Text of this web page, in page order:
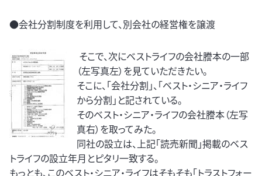
●会社分割制度を利用して、別会社の経営権を譲渡
そこで、次にベストライフの会社謄本の一部
（左写真左）を見ていただきたい。
そこに、「会社分割」、「ベスト・シニア・ライフ
から分割」と記されている。
そのベスト・シニア・ライフの会社謄本（左写
真右）を取ってみた。
同社の設立は、上記「読売新聞」掲載のベス
トライフの設立年月とピタリ一致する。
もっとも、このベスト・シニア・ライフはそもそも「トラストフォー